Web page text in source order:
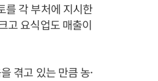
를 각 부처에 지시한
고 요식업도 매출이
겪고 있는 만큼 농·